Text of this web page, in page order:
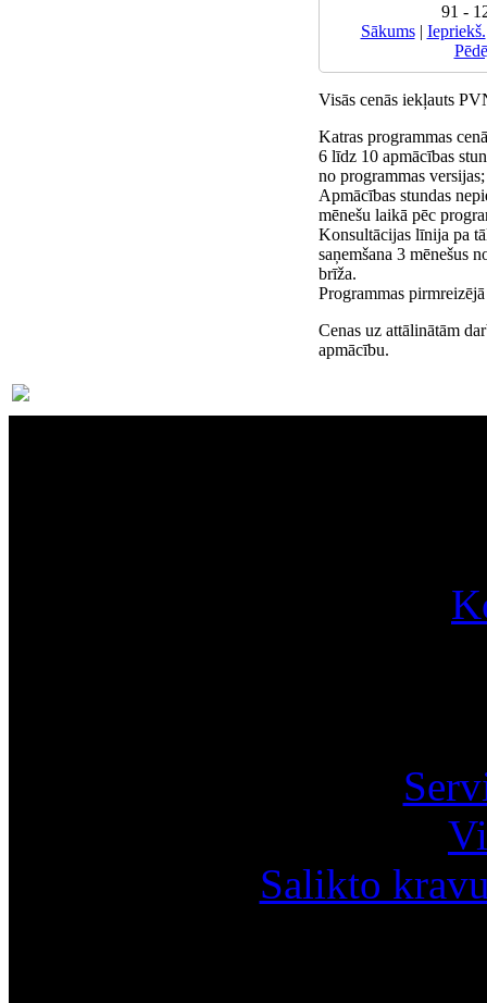
91 -
Sākums| Iepriekš.
Visās cenās iekļauts
Katras programmas
6 līdz 10 apmācības
no programmas versijas;
Apmācības stundas
mēnešu laikā pēc
Konsultācijas līnija pa
saņemšana 3 mēnešus
brīža.
Programmas
Cenas uz attālinātām
apmācību.
Salikto